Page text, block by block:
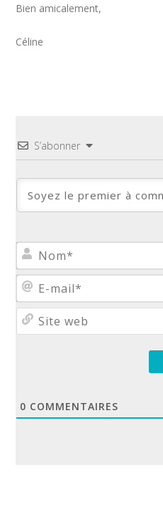
Bien amicalement,
Céline
S’abonner
0 COMMENTAIRES